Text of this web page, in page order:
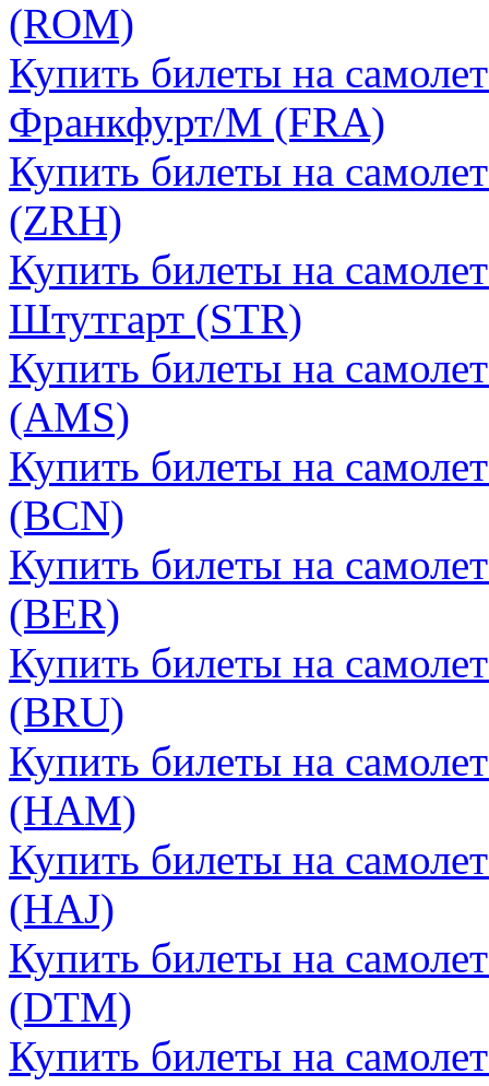
(ROM)
Купить билеты на
Франкфурт/М (FRA)
Купить билеты на
(ZRH)
Купить билеты на
Штутгарт (STR)
Купить билеты на
(AMS)
Купить билеты на
(BCN)
Купить билеты на
(BER)
Купить билеты на
(BRU)
Купить билеты на
(HAM)
Купить билеты на
(HAJ)
Купить билеты на
(DTM)
Купить билеты на